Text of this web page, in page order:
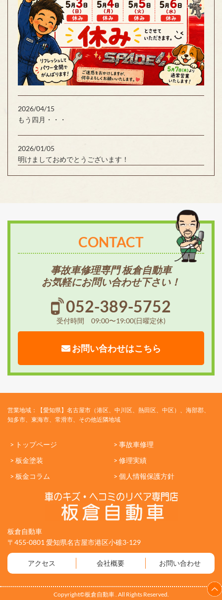
2026/04/15
もう四月・・・
2026/01/05
明けましておめでとうございます！
CONTACT
事故車修理専門 板倉自動車
お気軽にお問い合わせ下さい！
052-389-5752
受付時間 09:00〜19:00(日曜定休)
お問い合わせはこちら
営業地域：【愛知県】名古屋市（港区、中川区、熱田区、中区）、海部郡、
知多市、東海市、常滑市、その他近隣地域
> トップページ
> 事故車修理
> 板金塗装
> 修理実績
> 板金コラム
> 個人情報保護方針
板倉自動車
〒455-0801 愛知県名古屋市港区小碓3-129
アクセス 会社概要 お問い合わせ
Copyright©板倉自動車 . All Rights Reserved.